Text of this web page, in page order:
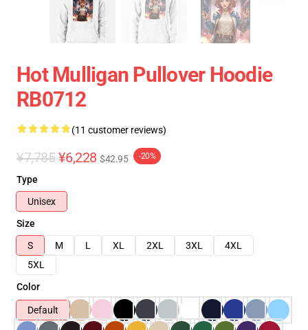
Hot Mulligan Pullover Hoodie
RB0712
(11 customer reviews)
¥7,785 ¥6,228 $42.95 -20%
Type
Unisex
Size
S
M L XL 2XL 3XL
4XL
5XL
Color
Default